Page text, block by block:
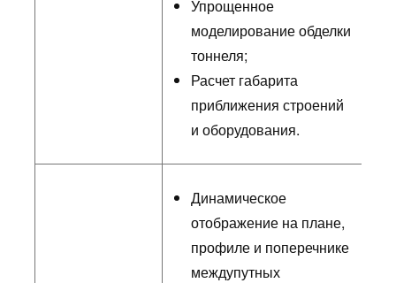
Упрощенное
моделирование обделки
тоннеля;
Расчет габарита
приближения строений
и оборудования.
Динамическое
отображение на плане,
профиле и поперечнике
междупутных